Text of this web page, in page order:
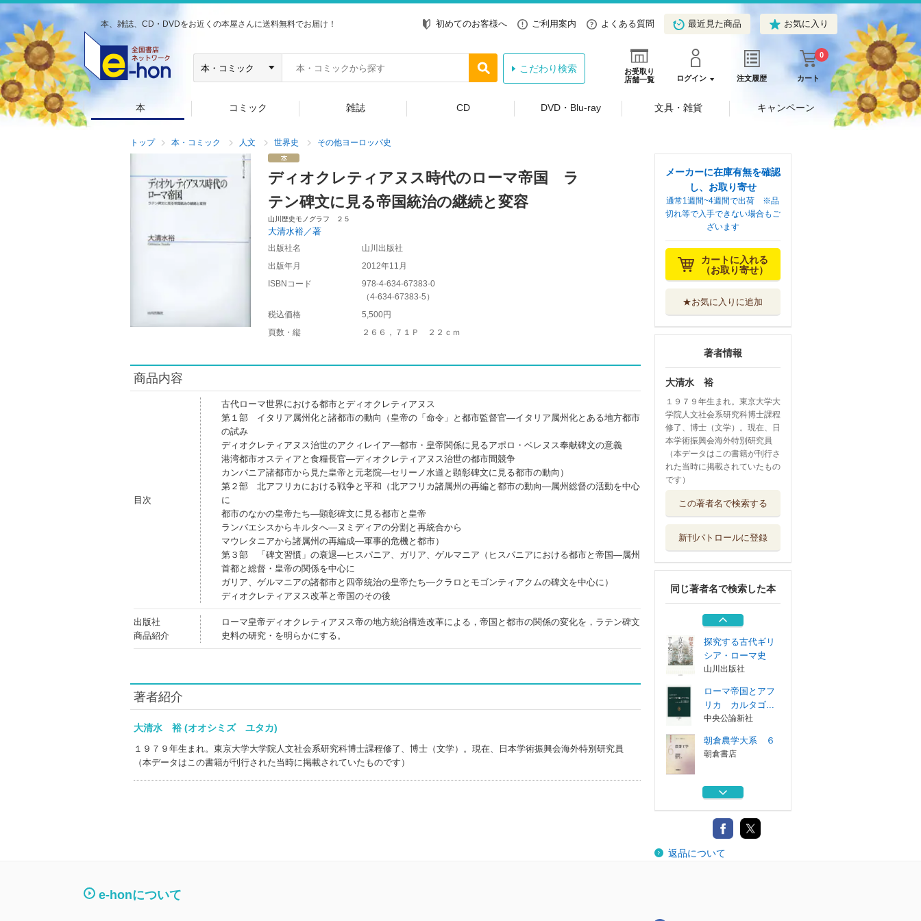
本、雑誌、CD・DVDをお近くの本屋さんに送料無料でお届け！ 初めてのお客様へ ご利用案内 よくある質問 最近見た商品 お気に入り
お受取り
店舗一覧
ログイン 注文履歴 カート
0
こだわり検索
本 コミック 雑誌 CD DVD・Blu-ray 文具・雑貨 キャンペーン
トップ 本・コミック 人文 世界史 その他ヨーロッパ史
ディオクレティアヌス時代のローマ帝国 ラ
テン碑文に見る帝国統治の継続と変容
山川歴史モノグラフ ２５
大清水裕／著
出版社名
山川出版社
出版年月
2012年11月
ISBNコード
978-4-634-67383-0
（4-634-67383-5 ）
税込価格
5,500円
頁数・縦
２６６，７１Ｐ ２２ｃｍ
商品内容
目次
古代ローマ世界における都市とディオクレティアヌス
第１部 イタリア属州化と諸都市の動向（皇帝の「命令」と都市監督官―イタリア属州化とある地方都市
の試み
ディオクレティアヌス治世のアクィレイア―都市・皇帝関係に見るアポロ・ベレヌス奉献碑文の意義
港湾都市オスティアと食糧長官―ディオクレティアヌス治世の都市間競争
カンパニア諸都市から見た皇帝と元老院―セリーノ水道と顕彰碑文に見る都市の動向）
第２部 北アフリカにおける戦争と平和（北アフリカ諸属州の再編と都市の動向―属州総督の活動を中心
に
都市のなかの皇帝たち―顕彰碑文に見る都市と皇帝
ランバエシスからキルタへ―ヌミディアの分割と再統合から
マウレタニアから諸属州の再編成―軍事的危機と都市）
第３部 「碑文習慣」の衰退―ヒスパニア、ガリア、ゲルマニア（ヒスパニアにおける都市と帝国―属州
首都と総督・皇帝の関係を中心に
ガリア、ゲルマニアの諸都市と四帝統治の皇帝たち―クラロとモゴンティアクムの碑文を中心に）
ディオクレティアヌス改革と帝国のその後
出版社
商品紹介
ローマ皇帝ディオクレティアヌス帝の地方統治構造改革による，帝国と都市の関係の変化を，ラテン碑文
史料の研究・を明らかにする。
著者紹介
大清水 裕 (オオシミズ ユタカ)
１９７９年生まれ。東京大学大学院人文社会系研究科博士課程修了、博士（文学）。現在、日本学術振興会海外特別研究員
（本データはこの書籍が刊行された当時に掲載されていたものです）
メーカーに在庫有無を確認
し、お取り寄せ
通常1週間~4週間で出荷 ※品
切れ等で入手できない場合もご
ざいます
カートに入れる
（お取り寄せ）
★お気に入りに追加
著者情報
大清水 裕
１９７９年生まれ。東京大学大
学院人文社会系研究科博士課程
修了、博士（文学）。現在、日
本学術振興会海外特別研究員
（本データはこの書籍が刊行さ
れた当時に掲載されていたもの
です）
この著者名で検索する
新刊パトロールに登録
同じ著者名で検索した本
朝倉書店
古代ローマ軍の土
マール社
古代末期 ローマ
世界の変容
白水社
探究する古代ギリ
シア・ローマ史
山川出版社
ローマ帝国とアフ
リカ カルタゴ...
中央公論新社
朝倉農学大系 ６
朝倉書店
古代ローマ軍の土
マール社
古代末期 ローマ
世界の変容
返品について
e-honについて